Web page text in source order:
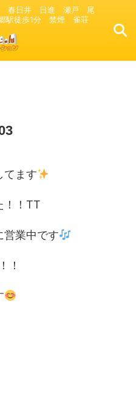
春日井 日進 瀬戸 尾
歩1分 禁煙 雀荘
てます
！！TT
営業中です
！